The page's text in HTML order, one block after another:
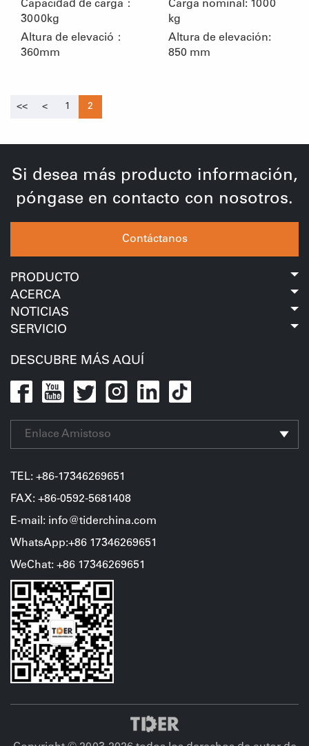
Terreno con
Patas Laterales
Capacidad de carga：
3000kg
Altura de elevació：
360mm
Carga nominal: 1000
kg
Altura de elevación:
850 mm
<< < 1 2
Si desea más producto información,
póngase en contacto con nosotros.
Contáctanos
PRODUCTO
ACERCA
NOTICIAS
SERVICIO
DESCUBRE MÁS AQUÍ
Enlace Amistoso
TEL: +86-17346269651
FAX: +86-0592-5681408
E-mail: info@tiderchina.com
WhatsApp:+86 17346269651
WeChat: +86 17346269651